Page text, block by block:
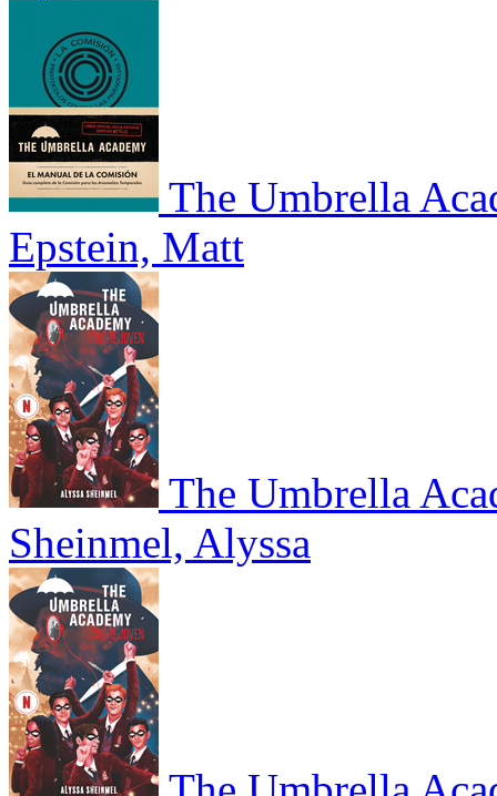
The Umbrella
Epstein, Matt
The Umbrella
Sheinmel, Alyssa